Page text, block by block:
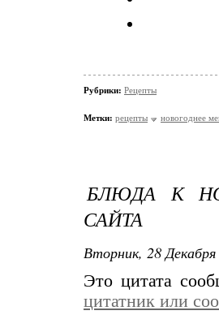
Рубрики: Рецепты
Метки: рецепты новогоднее
БЛЮДА К
САЙТА
Вторник, 28
Это цитата
цитатник или